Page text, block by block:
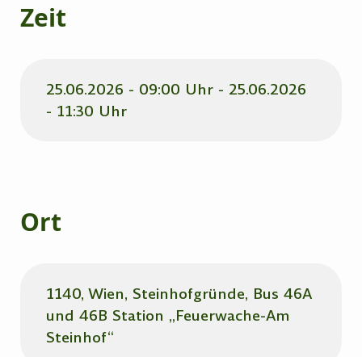
Zeit
25.06.2026 - 09:00 Uhr - 25.06.2026
- 11:30 Uhr
Ort
1140, Wien, Steinhofgründe, Bus 46A
und 46B Station „Feuerwache-Am
Steinhof“